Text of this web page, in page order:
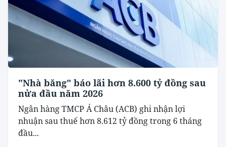
"Nhà băng" báo lãi hơn 8.600 tỷ đồng sau
nửa đầu năm 2026
Ngân hàng TMCP Á Châu (ACB) ghi nhận lợi
nhuận sau thuế hơn 8.612 tỷ đồng trong 6 tháng
đầu...